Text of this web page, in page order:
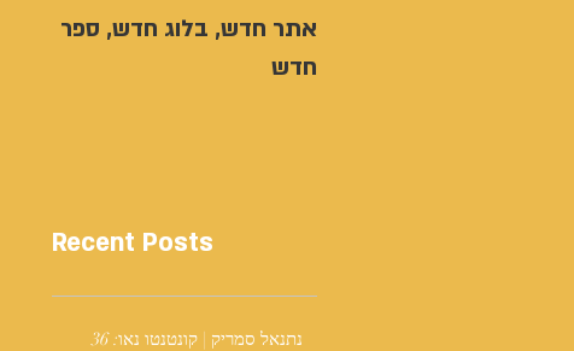
אתר חדש, בלוג חדש, ספר
חדש
Recent Posts
נתנאל סמריק | קונטנטו נאו: 36